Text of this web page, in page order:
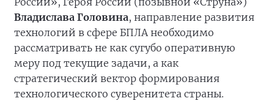
Владислава Головина, направление развития
технологий в сфере БПЛА необходимо
рассматривать не как сугубо оперативную
меру под текущие задачи, а как
стратегический вектор формирования
технологического суверенитета страны.